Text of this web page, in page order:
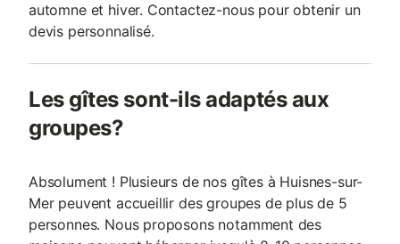
automne et hiver. Contactez-nous pour obtenir un
devis personnalisé.
Les gîtes sont-ils adaptés aux
groupes?
Absolument ! Plusieurs de nos gîtes à Huisnes-sur-
Mer peuvent accueillir des groupes de plus de 5
personnes. Nous proposons notamment des